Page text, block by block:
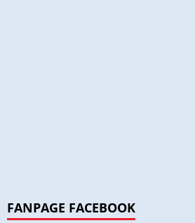
FANPAGE FACEBOOK